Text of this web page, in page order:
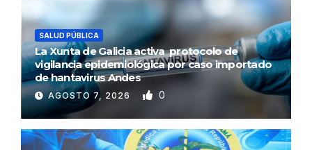
SALUD PÚBLICA
La Xunta de Galicia activa protocolo de
vigilancia epidemiológica por caso importado
de hantavirus Andes
AGOSTO 7, 2026 0